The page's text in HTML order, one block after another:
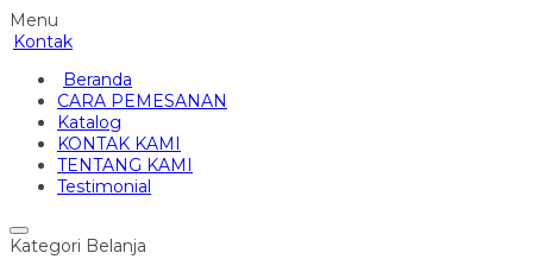
Menu
Kontak
Beranda
CARA PEMESANAN
Katalog
KONTAK KAMI
TENTANG KAMI
Testimonial
Kategori Belanja